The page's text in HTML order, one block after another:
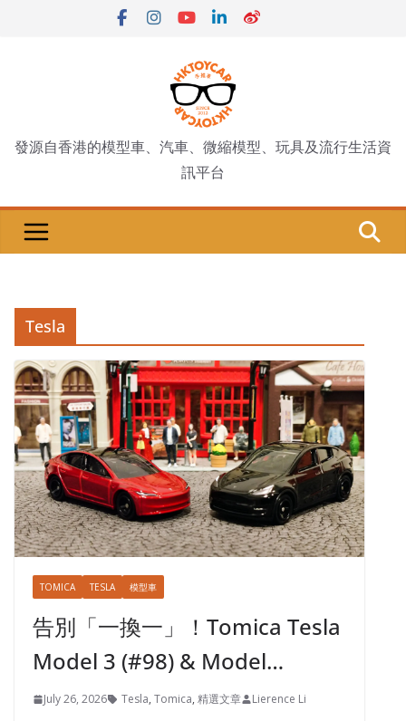
發源自香港的模型車、汽車、微縮模型、玩具及流行生活資
訊平台
Tesla
TOMICA TESLA 模型車
告別「一換一」！Tomica Tesla
Model 3 (#98) & Model…
July 26, 2026 Tesla, Tomica, 精選文章 Lierence Li